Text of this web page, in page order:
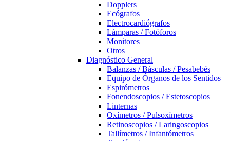
Dopplers
Ecógrafos
Electrocardiógrafos
Lámparas / Fotóforos
Monitores
Otros
Diagnóstico General
Balanzas / Básculas / Pesabebés
Equipo de Órganos de los Sentidos
Espirómetros
Fonendoscopios / Estetoscopios
Linternas
Oxímetros / Pulsoxímetros
Retinoscopios / Laringoscopios
Tallímetros / Infantómetros